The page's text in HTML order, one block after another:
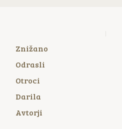
Znižano
Odrasli
Otroci
Darila
Avtorji